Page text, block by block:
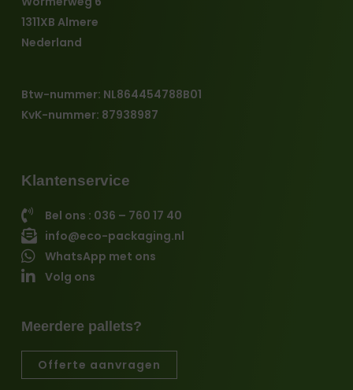
Klantenservice
Bel ons : 036 – 760 17 40
info@eco-packaging.nl
WhatsApp met ons
Volg ons
Meerdere pallets?
Offerte aanvragen
1311XB Almere
Nederland
Btw-nummer: NL864454788B01
KvK-nummer: 87938987